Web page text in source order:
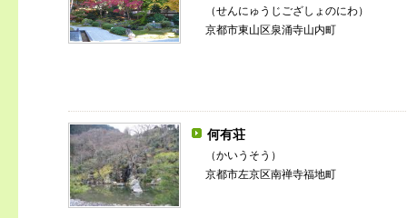
（せんにゅうじござしょのにわ）
京都市東山区泉涌寺山内町
何有荘
（かいうそう）
京都市左京区南禅寺福地町